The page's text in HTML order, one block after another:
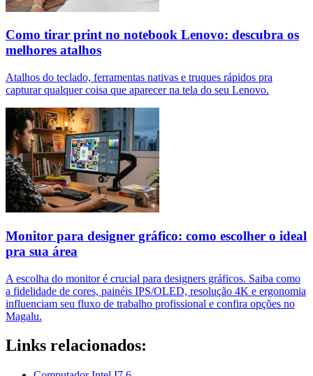
Como tirar print no notebook Lenovo: descubra os
melhores atalhos
Atalhos do teclado, ferramentas nativas e truques rápidos pra
capturar qualquer coisa que aparecer na tela do seu Lenovo.
Monitor para designer gráfico: como escolher o ideal
pra sua área
A escolha do monitor é crucial para designers gráficos. Saiba como
a fidelidade de cores, painéis IPS/OLED, resolução 4K e ergonomia
influenciam seu fluxo de trabalho profissional e confira opções no
Magalu.
Links relacionados: